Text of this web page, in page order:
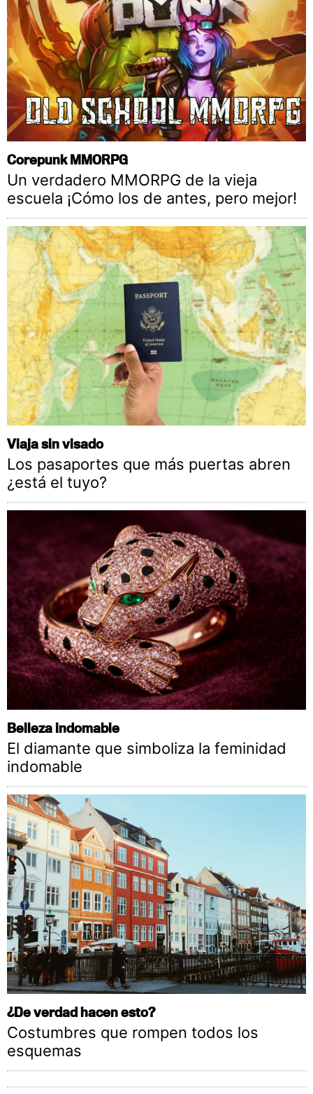
Corepunk MMORPG
Un verdadero MMORPG de la vieja
escuela ¡Cómo los de antes, pero mejor!
Viaja sin visado
Los pasaportes que más puertas abren
¿está el tuyo?
Belleza indomable
El diamante que simboliza la feminidad
indomable
¿De verdad hacen esto?
Costumbres que rompen todos los
esquemas